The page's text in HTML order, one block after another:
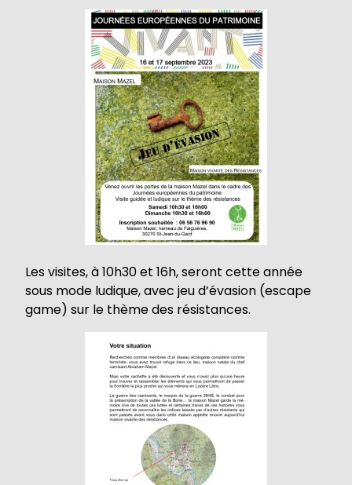
Les visites, à 10h30 et 16h, seront cette année
sous mode ludique, avec jeu d’évasion (escape
game) sur le thème des résistances.